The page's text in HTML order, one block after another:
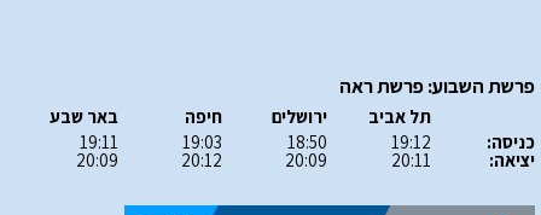
פרשת השבוע: פרשת ראה
כניסה:
יציאה:
תל אביב
19:12
20:11
ירושלים
18:50
20:09
חיפה
19:03
20:12
באר שבע
19:11
20:09